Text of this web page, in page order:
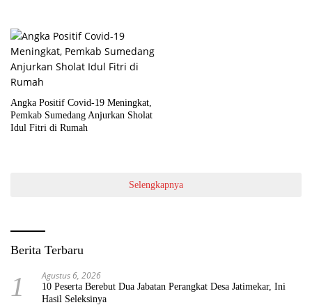
Angka Positif Covid-19 Meningkat,
Pemkab Sumedang Anjurkan Sholat
Idul Fitri di Rumah
Selengkapnya
Berita Terbaru
1 Agustus 6, 2026
10 Peserta Berebut Dua Jabatan Perangkat Desa Jatimekar, Ini
Hasil Seleksinya